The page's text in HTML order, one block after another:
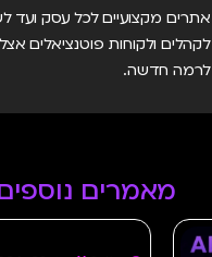
אתרים מקצועיים לכל עסק ועד
לקהלים ולקוחות פוטנציאלים
לרמה חדשה.
מאמרים